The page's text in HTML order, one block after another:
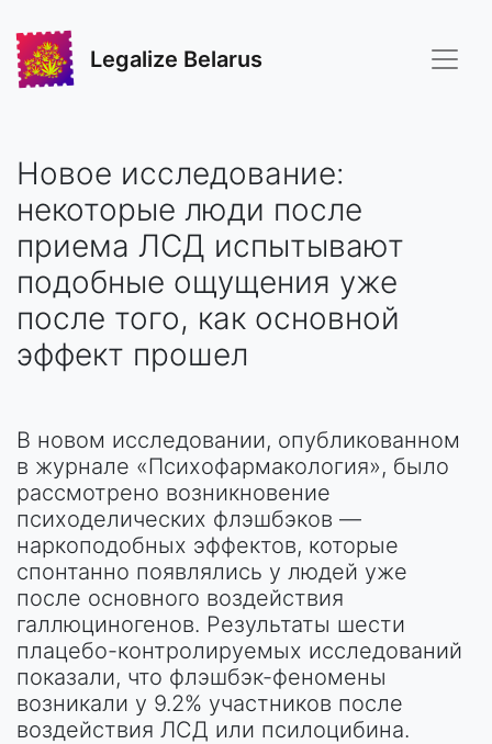
Legalize Belarus
Новое исследование:
некоторые люди после
приема ЛСД испытывают
подобные ощущения уже
после того, как основной
эффект прошел
В новом исследовании, опубликованном
в журнале «Психофармакология», было
рассмотрено возникновение
психоделических флэшбэков —
наркоподобных эффектов, которые
спонтанно появлялись у людей уже
после основного воздействия
галлюциногенов. Результаты шести
плацебо-контролируемых исследований
показали, что флэшбэк-феномены
возникали у 9.2% участников после
воздействия ЛСД или псилоцибина.